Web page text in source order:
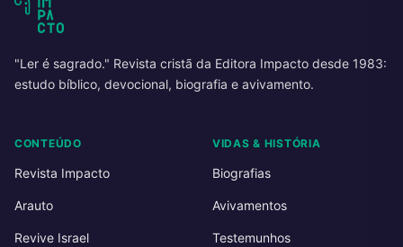
"Ler é sagrado." Revista cristã da Editora Impacto desde 1983:
estudo bíblico, devocional, biografia e avivamento.
CONTEÚDO
Revista Impacto
Arauto
Revive Israel
VIDAS & HISTÓRIA
Biografias
Avivamentos
Testemunhos